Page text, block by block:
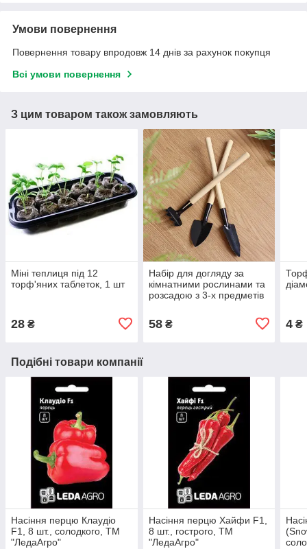
Умови повернення
Повернення товару впродовж 14 днів за рахунок покупця
Всі умови повернення
З цим товаром також замовляють
Міні теплиця під 12
торф'яних таблеток, 1 шт
28 ₴
Набір для догляду за
кімнатними рослинами та
розсадою з 3-х предметів
58₴ 4 ₴
Подібні товари компанії
Насіння перцю Клаудіо
F1, 8 шт., солодкого, ТМ
"ЛедаАгро"
Насіння перцю Хайфи F1,
8 шт., гострого, ТМ
"ЛедаАгро"